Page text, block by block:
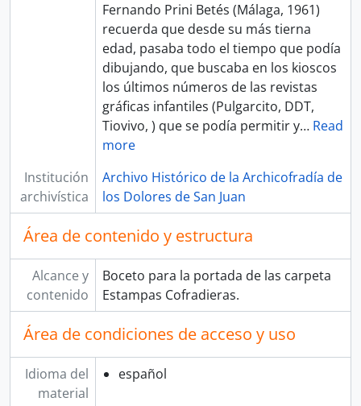
Fernando Prini Betés (Málaga, 1961)
recuerda que desde su más tierna
edad, pasaba todo el tiempo que podía
dibujando, que buscaba en los kioscos
los últimos números de las revistas
gráficas infantiles (Pulgarcito, DDT,
Tiovivo, ) que se podía permitir y… Read
more
Institución
archivística
Archivo Histórico de la Archicofradía de
los Dolores de San Juan
Área de contenido y estructura
Alcance y
contenido
Boceto para la portada de las carpeta
Estampas Cofradieras.
Área de condiciones de acceso y uso
Idioma del
material
español